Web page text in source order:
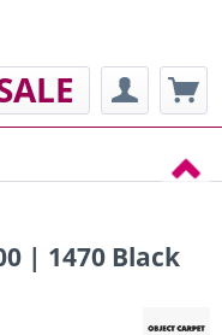
| 1470 Black